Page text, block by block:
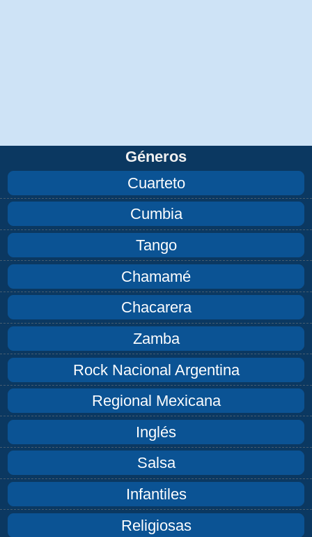
Géneros
Cuarteto
Cumbia
Tango
Chamamé
Chacarera
Zamba
Rock Nacional Argentina
Regional Mexicana
Inglés
Salsa
Infantiles
Religiosas